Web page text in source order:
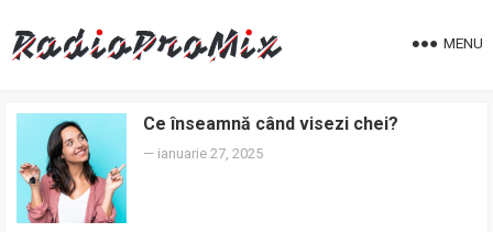
MENU
Ce înseamnă când visezi chei?
— ianuarie 27, 2025